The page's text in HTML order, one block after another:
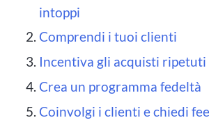
intoppi
Comprendi i tuoi clienti
Incentiva gli acquisti ripetuti
Crea un programma fedeltà
Coinvolgi i clienti e chiedi